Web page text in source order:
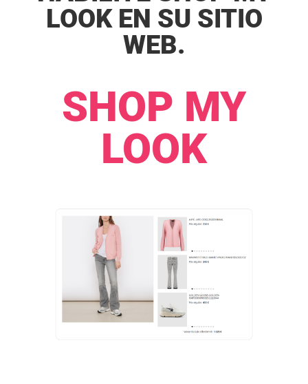
LOOK EN SU SITIO
WEB.​​
SHOP MY
LOOK​​